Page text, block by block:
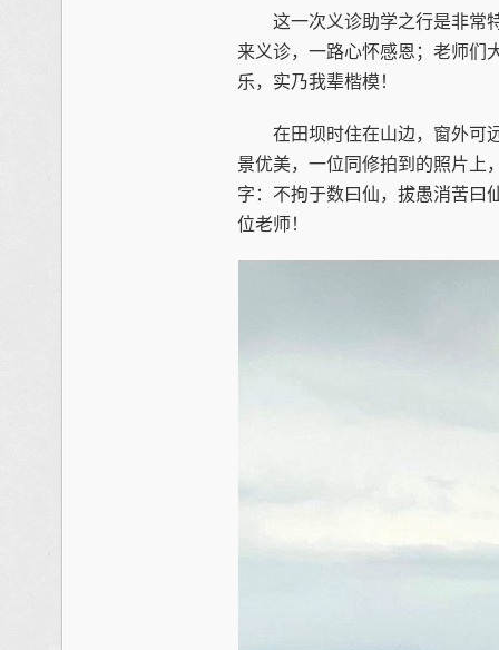
这一次义诊助学之行是非常
来义诊，一路心怀感恩；老师们
乐，实乃我辈楷模！
在田坝时住在山边，窗外可
景优美，一位同修拍到的照片上
字：不拘于数曰仙，拔愚消苦曰
位老师！